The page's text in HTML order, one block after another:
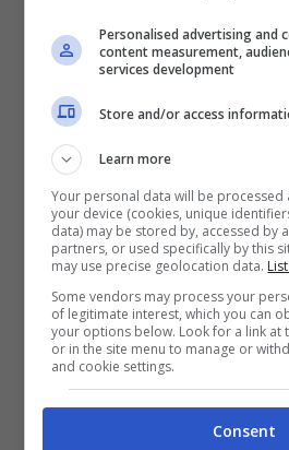
Articoli recenti
Ecco i 10 Paesi
Trasferirsi e
Remoto secondo
Classifica
Napoli tra le Top
Mondiali per il
2026: Cultura,
Trasporti
Rendono la
Personalised advertising and
content measurement,
services development
Store and/or access
Learn more
Your personal data will be
your device (cookies, unique
data) may be stored by, accessed by
partners, or used specifically by this
may use precise geolocation data.
Some vendors may process your
of legitimate interest, which you can
your options below. Look for a link at
or in the site menu to manage or
and cookie settings.
Consent